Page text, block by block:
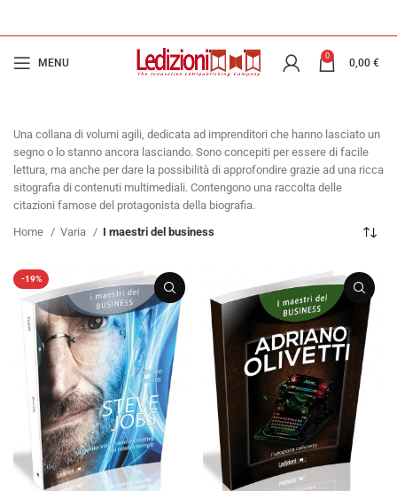
MENU
0
0,00 €
Una collana di volumi agili, dedicata ad imprenditori che hanno lasciato un
segno o lo stanno ancora lasciando. Sono concepiti per essere di facile
lettura, ma anche per dare la possibilità di approfondire grazie ad una ricca
sitografia di contenuti multimediali. Contengono una raccolta delle
citazioni famose del protagonista della biografia.
Home
Varia I maestri del business
-19%